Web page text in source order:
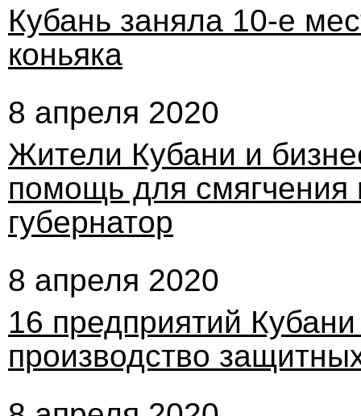
Кубань заняла 10-е
коньяка
8 апреля 2020
Жители Кубани и
помощь для смягчения
губернатор
8 апреля 2020
16 предприятий
производство